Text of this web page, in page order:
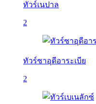
ทัวร์เนปาล
2
ทัวร์ซาอุดีอาระเบีย
2